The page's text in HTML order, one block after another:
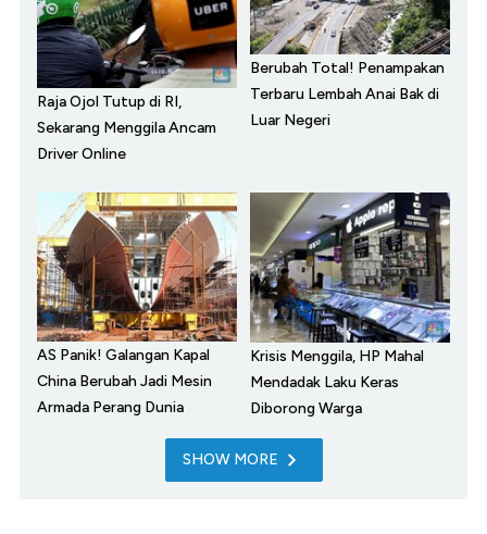
Raja Ojol Tutup di RI,
Sekarang Menggila Ancam
Driver Online
Berubah Total! Penampakan
Terbaru Lembah Anai Bak di
Luar Negeri
AS Panik! Galangan Kapal
China Berubah Jadi Mesin
Armada Perang Dunia
Krisis Menggila, HP Mahal
Mendadak Laku Keras
Diborong Warga
SHOW MORE